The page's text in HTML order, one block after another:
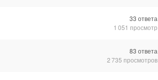
33 ответа
1 051 просмотр
83 ответа
2 735 просмотров